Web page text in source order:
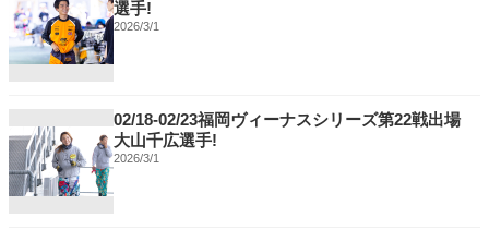
選手!
2026/3/1
02/18-02/23福岡ヴィーナスシリーズ第22戦出場
大山千広選手!
2026/3/1